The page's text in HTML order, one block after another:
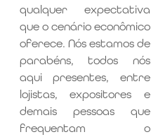
qualquer expectativa
que o cenário econômico
oferece. Nós estamos de
parabéns, todos nós
aqui presentes, entre
lojistas, expositores e
demais pessoas que
frequentam o